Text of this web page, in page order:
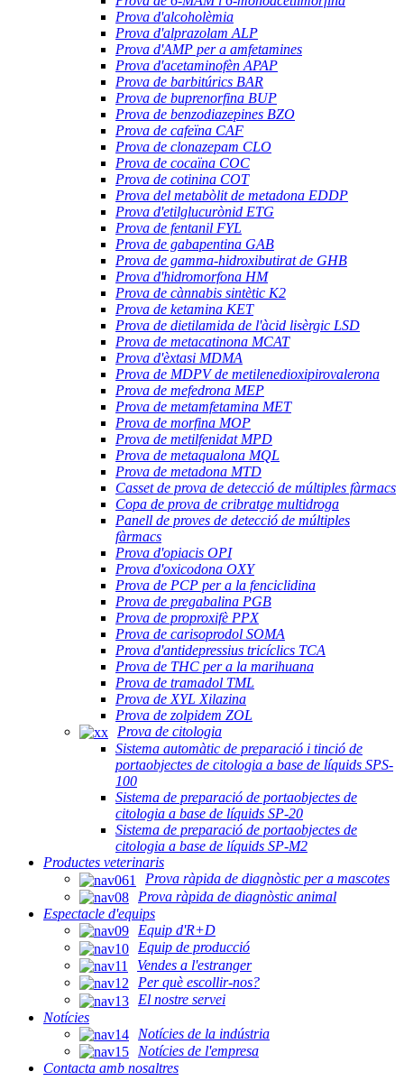
Prova d'alcoholèmia
Prova d'alprazolam ALP
Prova d'AMP per a amfetamines
Prova d'acetaminofèn APAP
Prova de barbitúrics BAR
Prova de buprenorfina BUP
Prova de benzodiazepines BZO
Prova de cafeïna CAF
Prova de clonazepam CLO
Prova de cocaïna COC
Prova de cotinina COT
Prova del metabòlit de metadona EDDP
Prova d'etilglucurònid ETG
Prova de fentanil FYL
Prova de gabapentina GAB
Prova de gamma-hidroxibutirat de GHB
Prova d'hidromorfona HM
Prova de cànnabis sintètic K2
Prova de ketamina KET
Prova de dietilamida de l'àcid lisèrgic LSD
Prova de metacatinona MCAT
Prova d'èxtasi MDMA
Prova de MDPV de metilenedioxipirovalerona
Prova de mefedrona MEP
Prova de metamfetamina MET
Prova de morfina MOP
Prova de metilfenidat MPD
Prova de metaqualona MQL
Prova de metadona MTD
Casset de prova de detecció de múltiples fàrmacs
Copa de prova de cribratge multidroga
Panell de proves de detecció de múltiples
fàrmacs
Prova d'opiacis OPI
Prova d'oxicodona OXY
Prova de PCP per a la fenciclidina
Prova de pregabalina PGB
Prova de proproxifè PPX
Prova de carisoprodol SOMA
Prova d'antidepressius tricíclics TCA
Prova de THC per a la marihuana
Prova de tramadol TML
Prova de XYL Xilazina
Prova de zolpidem ZOL
Prova de citologia
Sistema automàtic de preparació i tinció de
portaobjectes de citologia a base de líquids SPS-
100
Sistema de preparació de portaobjectes de
citologia a base de líquids SP-20
Sistema de preparació de portaobjectes de
citologia a base de líquids SP-M2
Productes veterinaris
Prova ràpida de diagnòstic per a mascotes
Prova ràpida de diagnòstic animal
Espectacle d'equips
Equip d'R+D
Equip de producció
Vendes a l'estranger
Per què escollir-nos?
El nostre servei
Notícies
Notícies de la indústria
Notícies de l'empresa
Contacta amb nosaltres